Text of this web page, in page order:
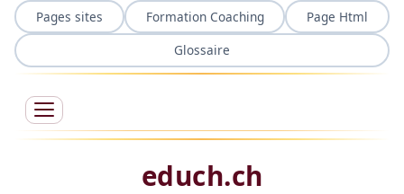
Pages sites Formation Coaching
Page Html
Glossaire
educh.ch